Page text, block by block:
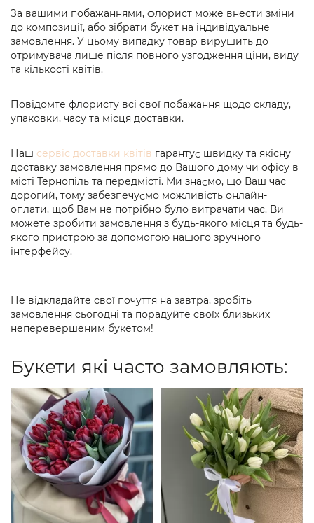
За вашими побажаннями, флорист може внести зміни
до композиції, або зібрати букет на індивідуальне
замовлення. У цьому випадку товар вирушить до
отримувача лише після повного узгодження ціни, виду
та кількості квітів.
Повідомте флористу всі свої побажання щодо складу,
упаковки, часу та місця доставки.
Наш сервіс доставки квітів гарантує швидку та якісну
доставку замовлення прямо до Вашого дому чи офісу в
місті Тернопіль та передмісті. Ми знаємо, що Ваш час
дорогий, тому забезпечуємо можливість онлайн-
оплати, щоб Вам не потрібно було витрачати час. Ви
можете зробити замовлення з будь-якого місця та будь-
якого пристрою за допомогою нашого зручного
інтерфейсу.
Не відкладайте свої почуття на завтра, зробіть
замовлення сьогодні та порадуйте своїх близьких
неперевершеним букетом!
Букети які часто замовляють: